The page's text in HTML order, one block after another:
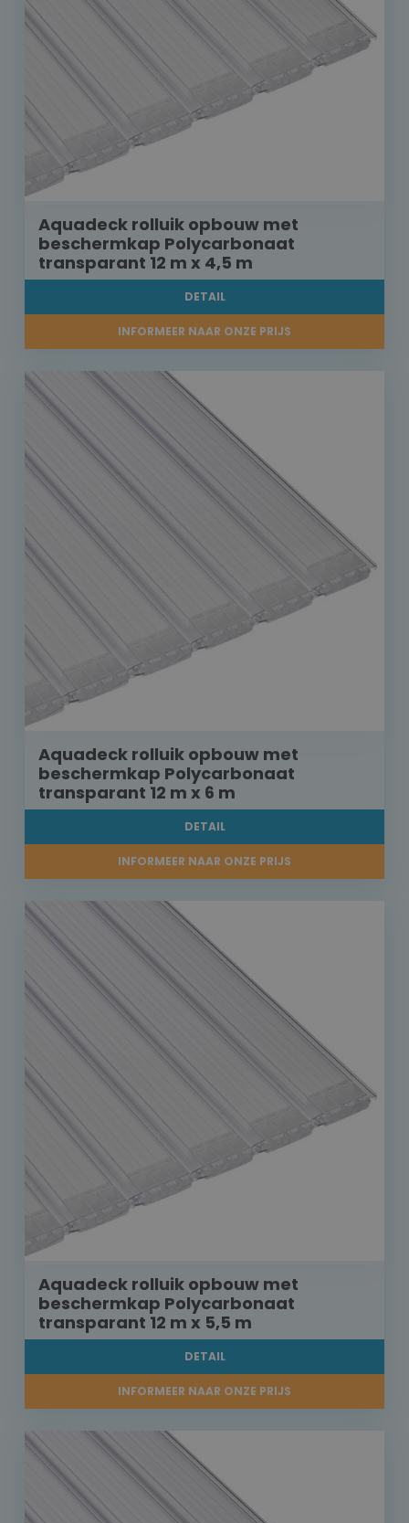
Aquadeck rolluik opbouw met
beschermkap Polycarbonaat
transparant 12 m x 4,5 m
DETAIL
INFORMEER NAAR ONZE PRIJS
Aquadeck rolluik opbouw met
beschermkap Polycarbonaat
transparant 12 m x 6 m
DETAIL
INFORMEER NAAR ONZE PRIJS
Aquadeck rolluik opbouw met
beschermkap Polycarbonaat
transparant 12 m x 5,5 m
DETAIL
INFORMEER NAAR ONZE PRIJS